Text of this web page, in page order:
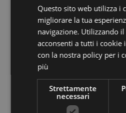
AURONZO DI CADORE
Questo sito web utilizza i
migliorare la tua
navigazione. Utilizzando
acconsenti a tutti i cookie
con la nostra policy per i
più
Strettamente
necessari